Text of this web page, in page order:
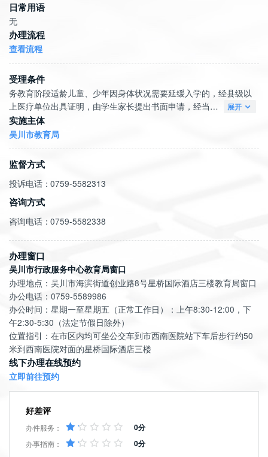
日常用语
无
办理流程
查看流程
受理条件
务教育阶段适龄儿童、少年因身体状况需要延缓入学的，经县级以
上医疗单位出具证明，由学生家长提出书面申请，经当…
展开
实施主体
吴川市教育局
监督方式
投诉电话：0759-5582313
咨询方式
咨询电话：0759-5582338
办理窗口
吴川市行政服务中心教育局窗口
办理地点：吴川市海滨街道创业路8号星桥国际酒店三楼教育局窗口
办公电话：0759-5589986
办公时间：星期一至星期五（正常工作日）：上午8:30-12:00，下
午2:30-5:30（法定节假日除外）
位置指引：在市区内均可坐公交车到市西南医院站下车后步行约50
米到西南医院对面的星桥国际酒店三楼
线下办理在线预约
立即前往预约
好差评
办件服务： 0分
办事指南： 0分